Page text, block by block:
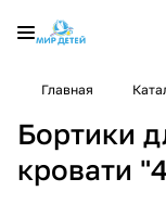
Главная
Бортики
кровати